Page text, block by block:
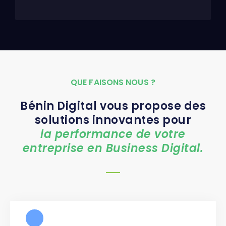
QUE FAISONS NOUS ?
Bénin Digital vous propose des
solutions innovantes pour
la performance de votre
entreprise en Business Digital.